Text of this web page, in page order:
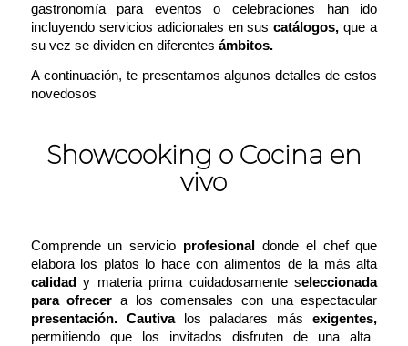
gastronomía para eventos o celebraciones han ido
incluyendo servicios adicionales en suscatálogos, que a
su vez se dividen en diferentes ámbitos.
A continuación, te presentamos algunos detalles de estos
novedosos
Showcooking o Cocina en
vivo
Comprende un servicio profesional donde el chef que
elabora los platos lo hace con alimentos de la más alta
calidady materia primacuidadosamente seleccionada
paraofrecer a los comensales con una espectacular
presentación. Cautivalos paladares másexigentes,
permitiendo que los invitados disfruten de una alta